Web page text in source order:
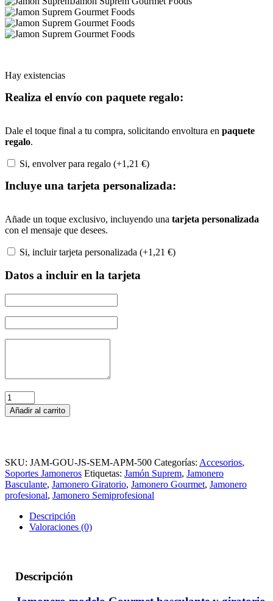
Hay existencias
Realiza el envío con paquete regalo:
Dale el toque final a tu compra, solicitando envoltura en paquete
regalo.
Si, envolver para regalo (+1,21 €)
Incluye una tarjeta personalizada:
Añade un toque exclusivo, incluyendo una tarjeta personalizada
con el mensaje que desees.
Si, incluir tarjeta personalizada (+1,21 €)
Datos a incluir en la tarjeta
Jamonero
Gourmet
JS
500
cantidad
Añadir al carrito
SKU: JAM-GOU-JS-SEM-APM-500 Categorías: Accesorios,
Soportes Jamoneros Etiquetas: Jamón Suprem, Jamonero
Basculante, Jamonero Giratorio, Jamonero Gourmet, Jamonero
profesional, Jamonero Semiprofesional
Descripción
Valoraciones (0)
Descripción